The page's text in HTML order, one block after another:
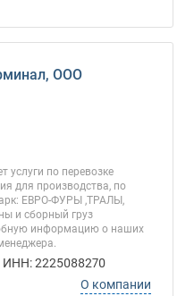
ООО
по перевозке
для производства, по
ЕВРО-ФУРЫ ,ТРАЛЫ,
и сборный груз
информацию о наших
ИНН: 2225088270
О компании